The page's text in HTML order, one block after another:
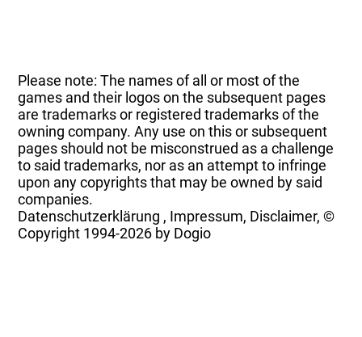
Please note: The names of all or most of the
games and their logos on the subsequent pages
are trademarks or registered trademarks of the
owning company. Any use on this or subsequent
pages should not be misconstrued as a challenge
to said trademarks, nor as an attempt to infringe
upon any copyrights that may be owned by said
companies.
Datenschutzerklärung , Impressum, Disclaimer, ©
Copyright 1994-2026 by Dogio